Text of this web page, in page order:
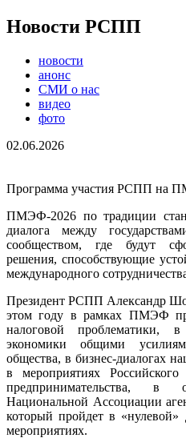
Новости РСПП
новости
анонс
СМИ о нас
видео
фото
02.06.2026
Программа участия РСПП на
ПМЭФ-2026 по традиции
диалога между
сообществом, где будут
решения, способствующие
международного
Президент РСПП Александр
этом году в рамках ПМЭФ
налоговой проблематики,
экономики общими
общества, в бизнес-диалогах
в мероприятиях
предпринимательства,
Национальной Ассоциации
который пройдет в
мероприятиях.